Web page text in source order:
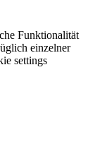
Funktionalität
einzelner
settings